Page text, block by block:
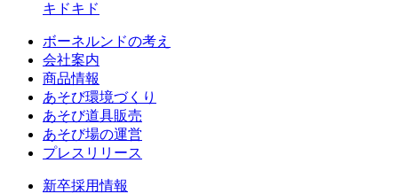
キドキド
ボーネルンドの考え
会社案内
商品情報
あそび環境づくり
あそび道具販売
あそび場の運営
プレスリリース
新卒採用情報